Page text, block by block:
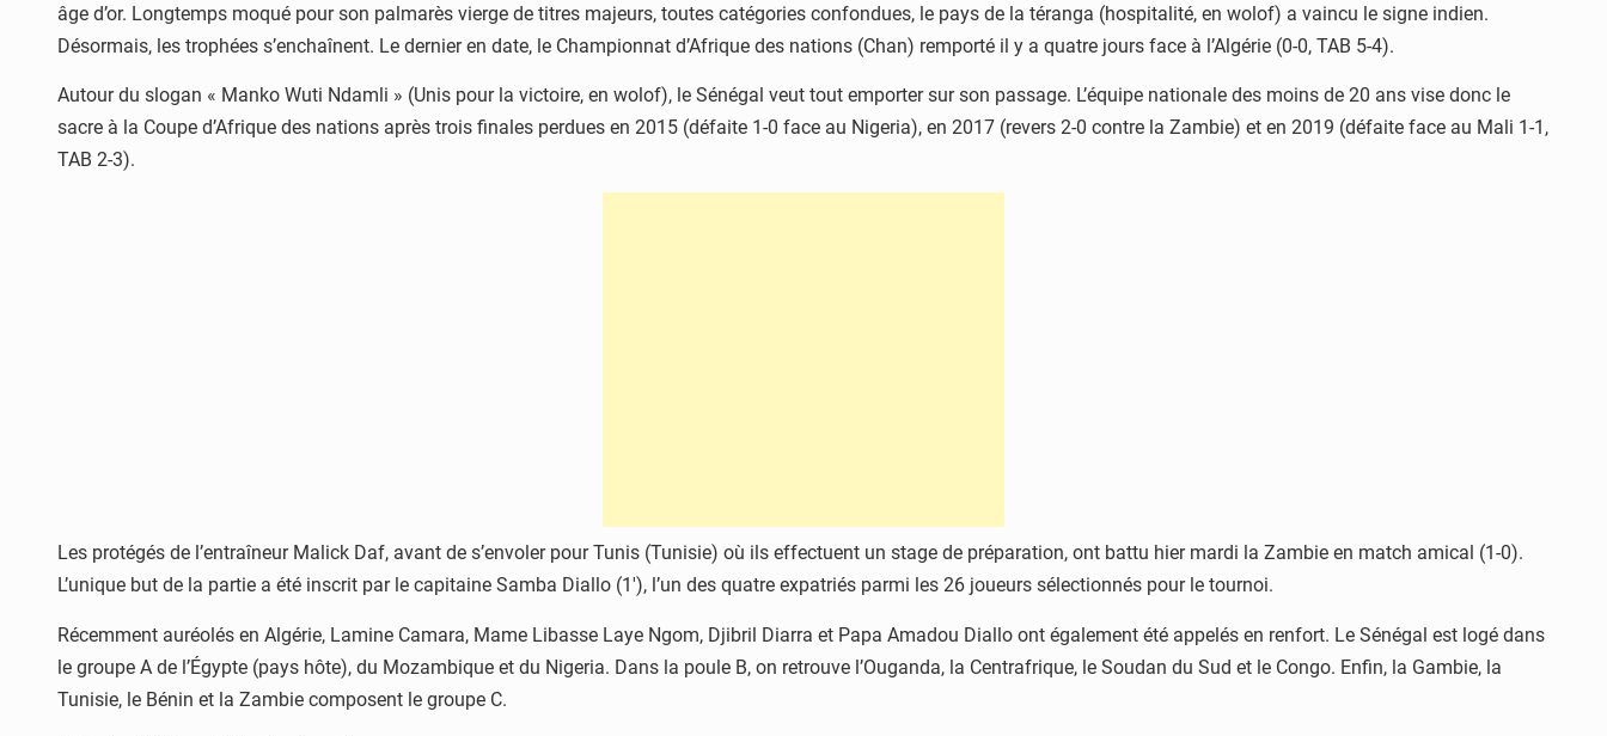
âge d’or. Longtemps moqué pour son palmarès vierge de titres majeurs, toutes catégories confondues, le pays de la téranga (hospitalité, en wolof) a vaincu le signe indien.
Désormais, les trophées s’enchaînent. Le dernier en date, le Championnat d’Afrique des nations (Chan) remporté il y a quatre jours face à l’Algérie (0-0, TAB 5-4).
Autour du slogan « Manko Wuti Ndamli » (Unis pour la victoire, en wolof), le Sénégal veut tout emporter sur son passage. L’équipe nationale des moins de 20 ans vise donc le
sacre à la Coupe d’Afrique des nations après trois finales perdues en 2015 (défaite 1-0 face au Nigeria), en 2017 (revers 2-0 contre la Zambie) et en 2019 (défaite face au Mali 1-1,
TAB 2-3).
Les protégés de l’entraîneur Malick Daf, avant de s’envoler pour Tunis (Tunisie) où ils effectuent un stage de préparation, ont battu hier mardi la Zambie en match amical (1-0).
L’unique but de la partie a été inscrit par le capitaine Samba Diallo (1′), l’un des quatre expatriés parmi les 26 joueurs sélectionnés pour le tournoi.
Récemment auréolés en Algérie, Lamine Camara, Mame Libasse Laye Ngom, Djibril Diarra et Papa Amadou Diallo ont également été appelés en renfort. Le Sénégal est logé dans
le groupe A de l’Égypte (pays hôte), du Mozambique et du Nigeria. Dans la poule B, on retrouve l’Ouganda, la Centrafrique, le Soudan du Sud et le Congo. Enfin, la Gambie, la
Tunisie, le Bénin et la Zambie composent le groupe C.